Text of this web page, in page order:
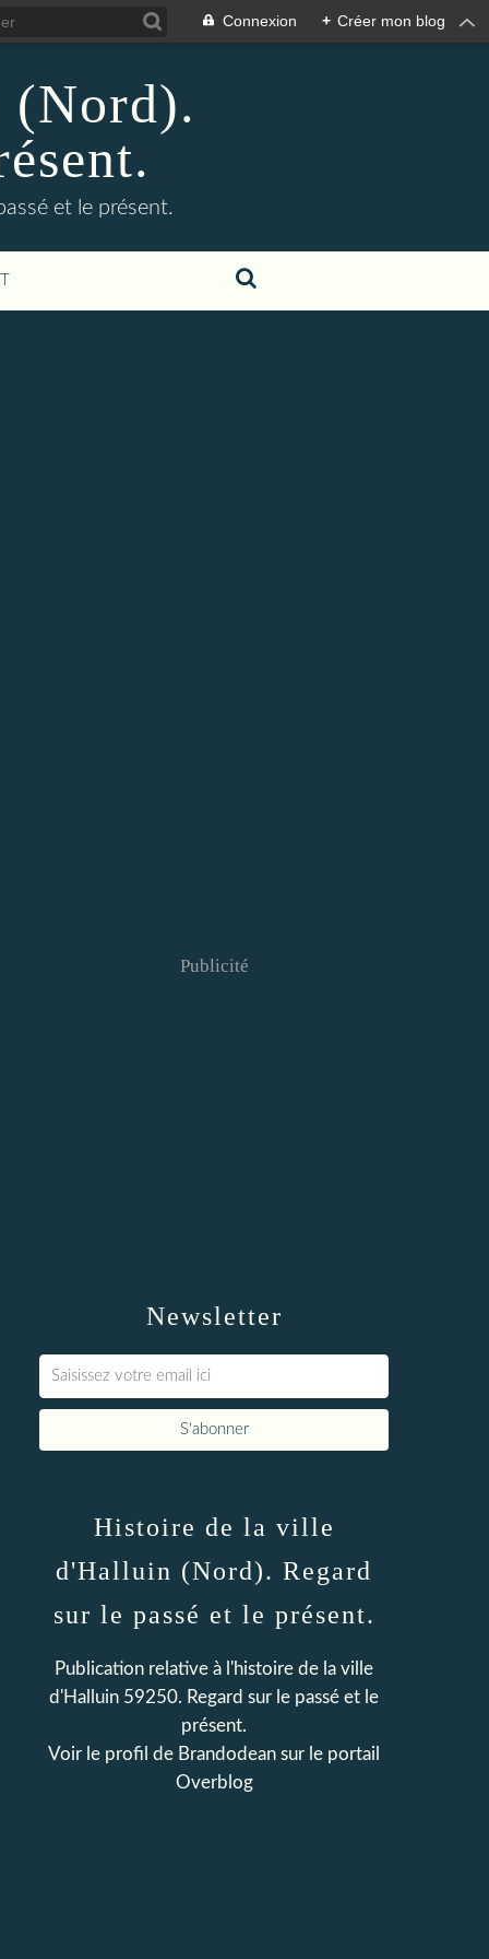
Connexion + Créer mon blog
et le présent.
Newsletter
Publicité
Histoire de la ville
d'Halluin (Nord). Regard
sur le passé et le présent.
Publication relative à l'histoire de la ville
d'Halluin 59250. Regard sur le passé et le
présent.
Voir le profil de Brandodean sur le portail
Overblog